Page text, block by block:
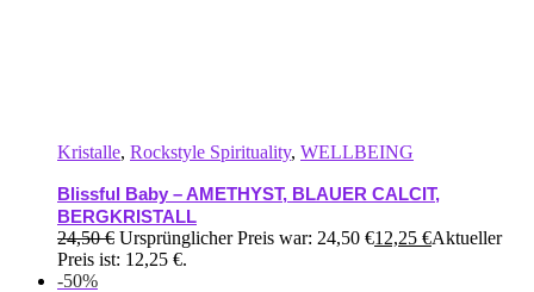
Kristalle, Rockstyle Spirituality, WELLBEING
Blissful Baby – AMETHYST, BLAUER CALCIT,
BERGKRISTALL
24,50€ Ursprünglicher Preis war: 24,50 €12,25 €Aktueller
Preis ist: 12,25 €.
-50%